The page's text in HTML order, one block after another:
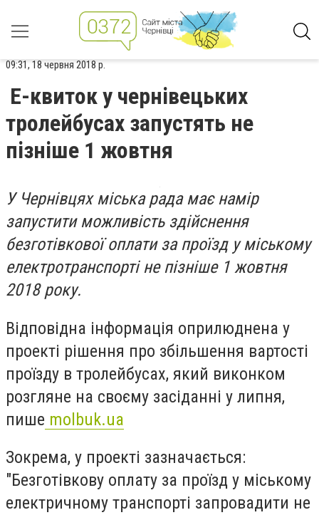
09:31, 18 червня 2018 р.
Е-квиток у чернівецьких
тролейбусах запустять не
пізніше 1 жовтня
У Чернівцях міська рада має намір
запустити можливість здійснення
безготівкової оплати за проїзд у міському
електротранспорті не пізніше 1 жовтня
2018 року.
Відповідна інформація оприлюднена у
проекті рішення про збільшення вартості
проїзду в тролейбусах, який виконком
розгляне на своєму засіданні у липня,
пише molbuk.ua
Зокрема, у проекті зазначається:
"Безготівкову оплату за проїзд у міському
електричному транспорті запровадити не